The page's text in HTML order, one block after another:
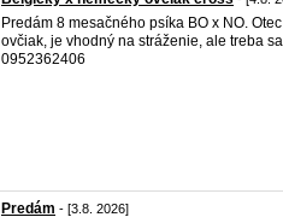
Predám 8 mesačného psíka BO x NO.
ovčiak, je vhodný na stráženie, ale treba
0952362406
Predám - [3.8. 2026]